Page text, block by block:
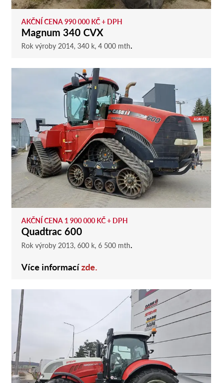
AKČNÍ CENA 990 000 KČ + DPH
Magnum 340 CVX
Rok výroby 2014, 340 k, 4 000 mth.
AKČNÍ CENA 1 900 000 KČ + DPH
Quadtrac 600
Rok výroby 2013, 600 k, 6 500 mth.
Více informacízde.